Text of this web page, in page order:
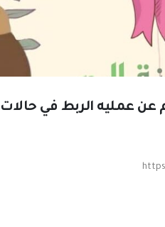
عن عمليه الربط في